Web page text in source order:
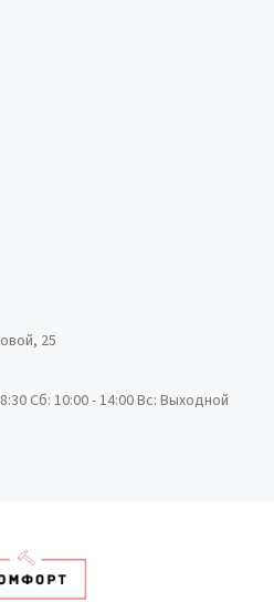
25
Сб: 10:00 - 14:00 Вс: Выходной